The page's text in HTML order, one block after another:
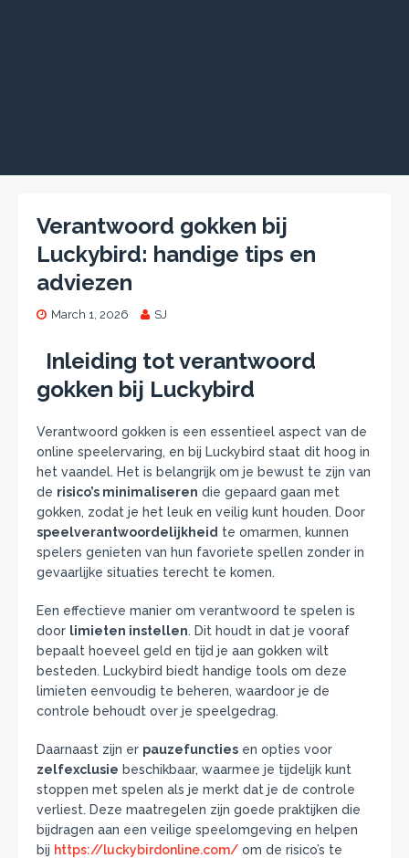
Verantwoord gokken bij
Luckybird: handige tips en
adviezen
March 1, 2026 SJ
Inleiding tot verantwoord
gokken bij Luckybird
Verantwoord gokken is een essentieel aspect van de
online speelervaring, en bij Luckybird staat dit hoog in
het vaandel. Het is belangrijk om je bewust te zijn van
de risico’s minimaliseren die gepaard gaan met
gokken, zodat je het leuk en veilig kunt houden. Door
speelverantwoordelijkheid te omarmen, kunnen
spelers genieten van hun favoriete spellen zonder in
gevaarlijke situaties terecht te komen.
Een effectieve manier om verantwoord te spelen is
door limieten instellen. Dit houdt in dat je vooraf
bepaalt hoeveel geld en tijd je aan gokken wilt
besteden. Luckybird biedt handige tools om deze
limieten eenvoudig te beheren, waardoor je de
controle behoudt over je speelgedrag.
Daarnaast zijn er pauzefuncties en opties voor
zelfexclusie beschikbaar, waarmee je tijdelijk kunt
stoppen met spelen als je merkt dat je de controle
verliest. Deze maatregelen zijn goede praktijken die
bijdragen aan een veilige speelomgeving en helpen
bij https://luckybirdonline.com/ om de risico’s te